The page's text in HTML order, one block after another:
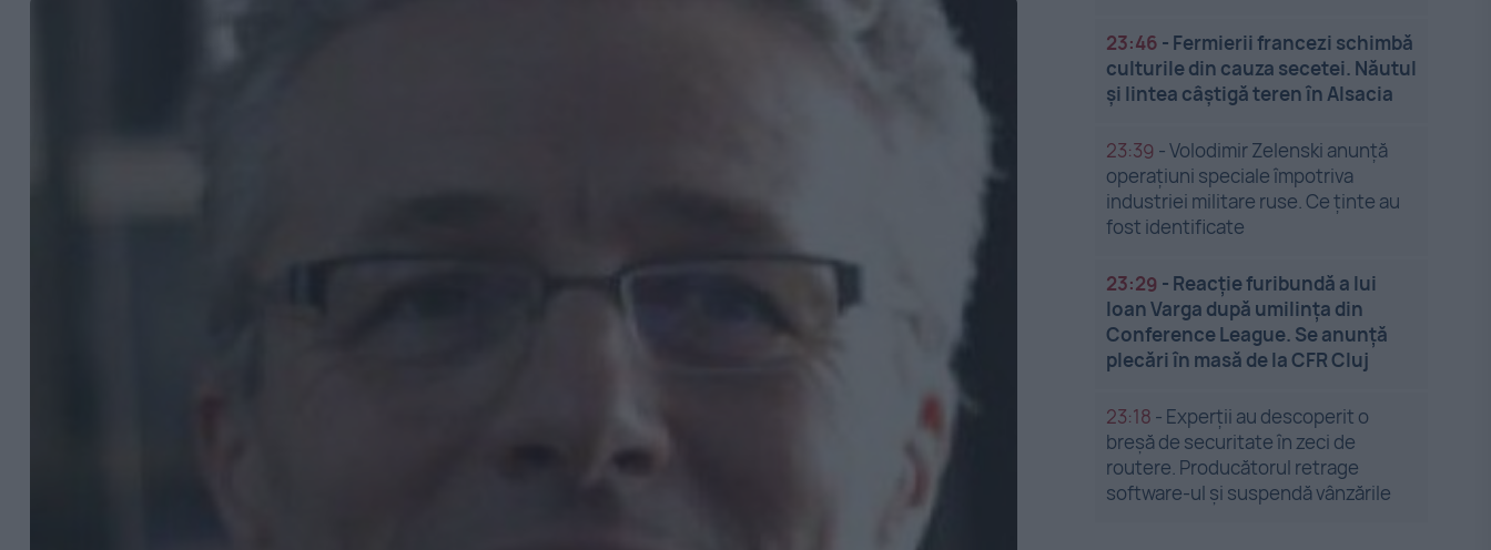
23:46 - Fermierii francezi schimbă
culturile din cauza secetei. Năutul
și lintea câștigă teren în Alsacia
23:39 -Volodimir Zelenski anunță
operațiuni speciale împotriva
industriei militare ruse. Ce ținte au
fost identificate
23:29 - Reacție furibundă a lui
Ioan Varga după umilința din
Conference League. Se anunță
plecări în masă de la CFR Cluj
23:18 - Experții au descoperit o
breșă de securitate în zeci de
routere. Producătorul retrage
software-ul și suspendă vânzările